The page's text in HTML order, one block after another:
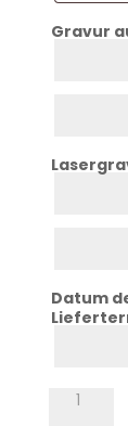
Gravur
Klinge
Datum
Swiss